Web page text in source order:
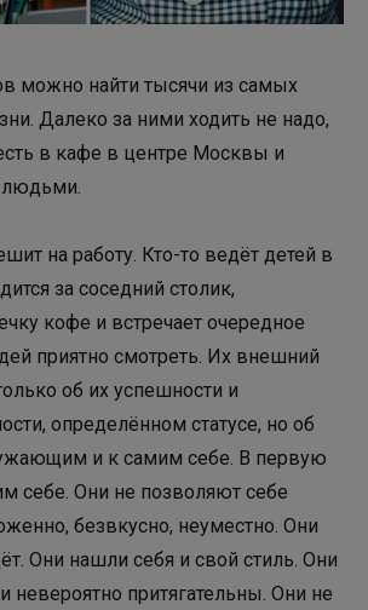
можно найти тысячи из самых
Далеко за ними ходить не надо,
в кафе в центре Москвы и
людьми.
на работу. Кто-то ведёт детей в
за соседний столик,
кофе и встречает очередное
приятно смотреть. Их внешний
об их успешности и
определённом статусе, но об
и к самим себе. В первую
себе. Они не позволяют себе
безвкусно, неуместно. Они
Они нашли себя и свой стиль. Они
невероятно притягательны. Они не